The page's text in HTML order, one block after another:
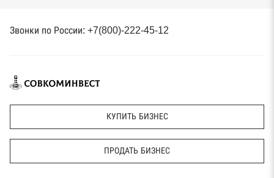
Звонки по России: +7(800)-222-45-12
КУПИТЬ БИЗНЕС
ПРОДАТЬ БИЗНЕС